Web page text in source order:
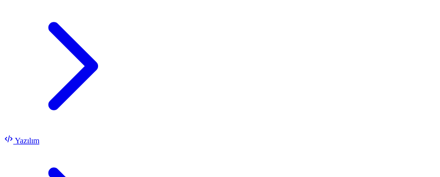
Yazılım